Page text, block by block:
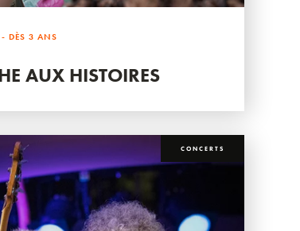
- DÈS 3 ANS
AUX HISTOIRES
CONCERTS